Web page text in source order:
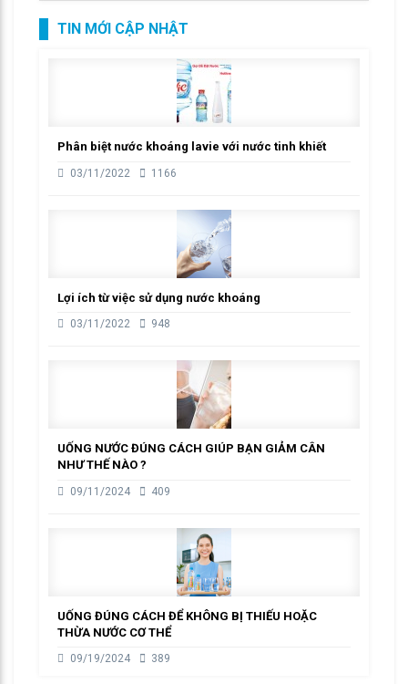
TIN MỚI CẬP NHẬT
Phân biệt nước khoáng lavie với nước tinh khiết
03/11/2022 1166
Lợi ích từ việc sử dụng nước khoáng
03/11/2022 948
UỐNG NƯỚC ĐÚNG CÁCH GIÚP BẠN GIẢM CÂN
NHƯ THẾ NÀO ?
09/11/2024 409
UỐNG ĐÚNG CÁCH ĐỂ KHÔNG BỊ THIẾU HOẶC
THỪA NƯỚC CƠ THỂ
09/19/2024 389